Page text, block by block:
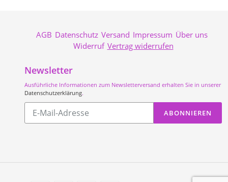
AGB Datenschutz Versand Impressum Über uns
Widerruf Vertrag widerrufen
Newsletter
Ausführliche Informationen zum Newsletterversand erhalten Sie in unserer
Datenschutzerklärung.
Abonnieren
unsere
ABONNIEREN